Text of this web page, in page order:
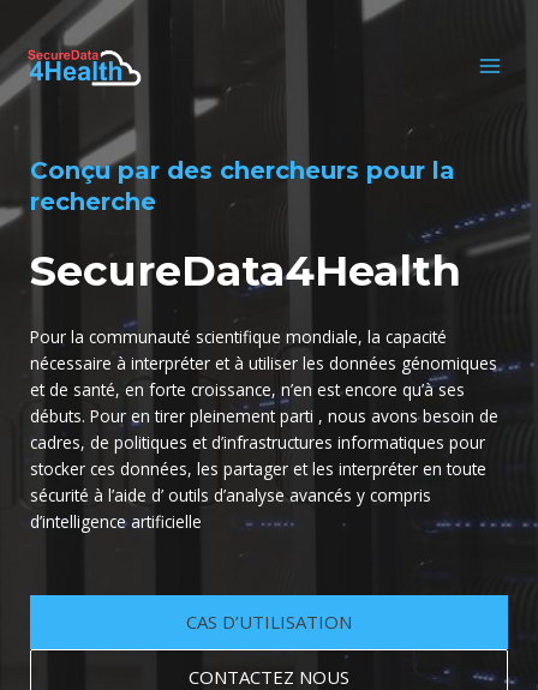
au
contenu
Conçu par des chercheurs pour la
recherche
SecureData4Health
Pour la communauté scientifique mondiale, la capacité
nécessaire à interpréter et à utiliser les données génomiques
et de santé, en forte croissance, n’en est encore qu’à ses
débuts. Pour en tirer pleinement parti , nous avons besoin de
cadres, de politiques et d’infrastructures informatiques pour
stocker ces données, les partager et les interpréter en toute
sécurité à l’aide d’ outils d’analyse avancés y compris
d’intelligence artificielle
CAS D’UTILISATION
CONTACTEZ NOUS